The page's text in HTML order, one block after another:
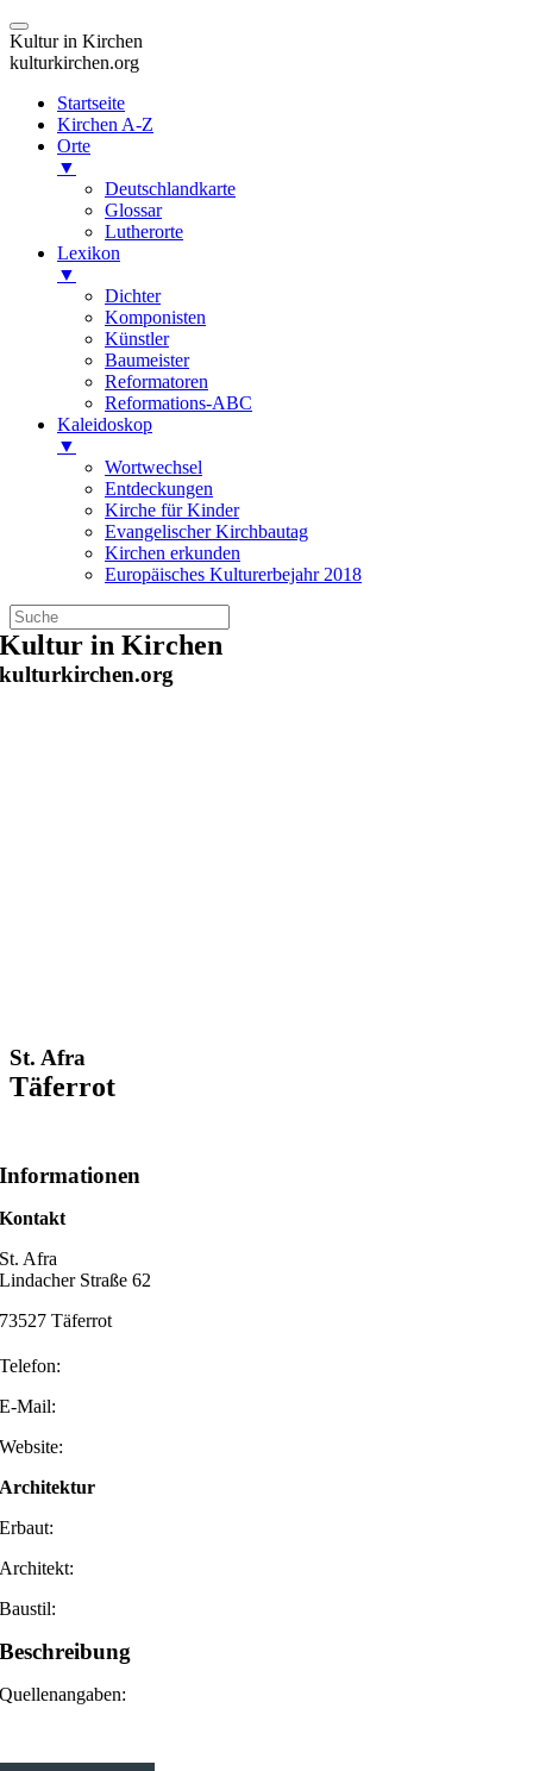
Kultur in Kirchen
kulturkirchen.org
Startseite
Kirchen A-Z
Orte
▼
Deutschlandkarte
Glossar
Lutherorte
Lexikon
▼
Dichter
Komponisten
Künstler
Baumeister
Reformatoren
Reformations-ABC
Kaleidoskop
▼
Wortwechsel
Entdeckungen
Kirche für Kinder
Evangelischer Kirchbautag
Kirchen erkunden
Europäisches Kulturerbejahr 2018
Zum
Inhalt
springen
Kultur in Kirchen
kulturkirchen.org
St. Afra
Täferrot
Informationen
Kontakt
St. Afra
Lindacher Straße 62
73527 Täferrot
Telefon:
E-Mail:
Website:
Architektur
Erbaut:
Architekt:
Baustil:
Beschreibung
Quellenangaben: